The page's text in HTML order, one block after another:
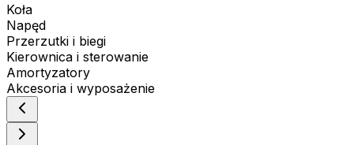
Koła
Napęd
Przerzutki i biegi
Kierownica i sterowanie
Amortyzatory
Akcesoria i wyposażenie